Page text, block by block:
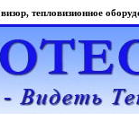
тепловизионное